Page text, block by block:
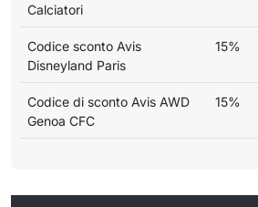
Calciatori
Codice sconto Avis
Disneyland Paris
15%
Codice di sconto Avis AWD
Genoa CFC
15%